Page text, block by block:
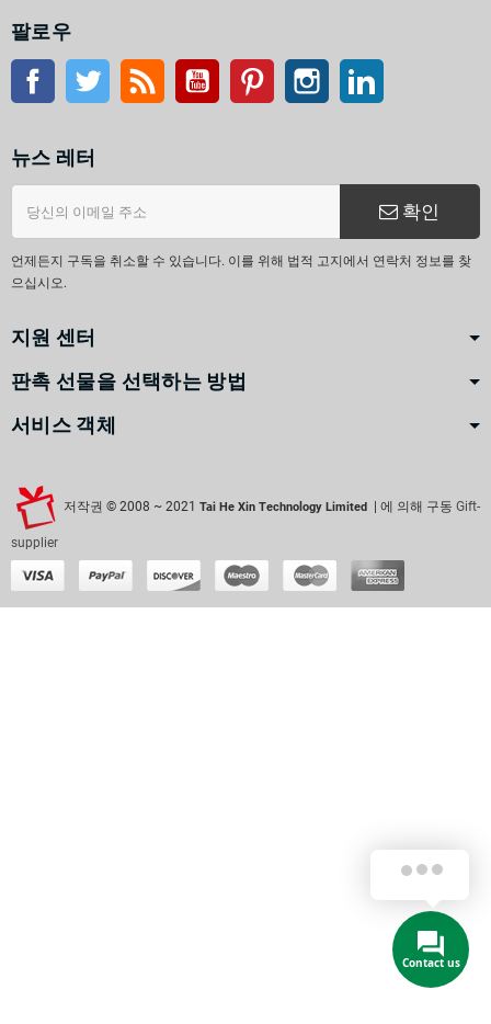
팔로우
페이스북 트위터 Rss 유튜브 핀터레스트인스 타 그램
뉴스 레터
확인
언제든지 구독을 취소할 수 있습니다. 이를 위해 법적 고지에서 연락처 정보를 찾
으십시오.
지원 센터
판촉 선물을 선택하는 방법
서비스 객체
저작권 © 2008 ~ 2021 Tai He Xin Technology Limited | 에 의해 구동 Gift-
supplier